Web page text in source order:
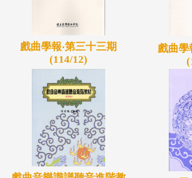
戲曲學報‧第三十三期
(114/12)
戲曲學